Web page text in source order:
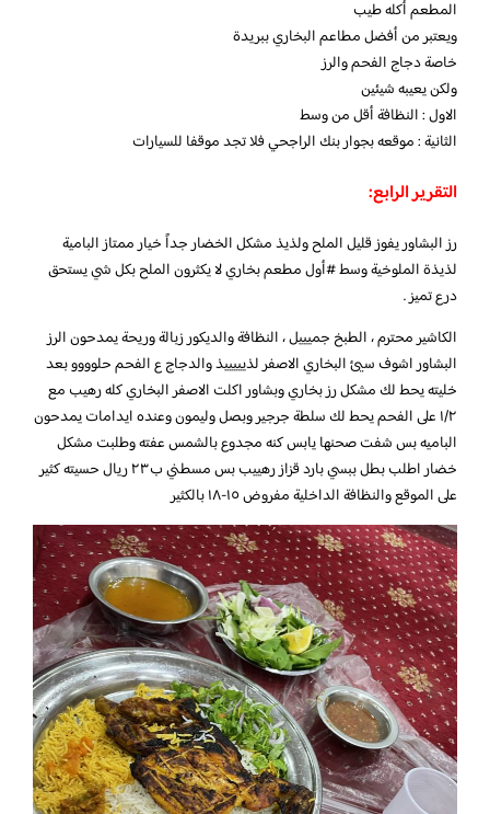
المطعم أكله طيب
ويعتبر من أفضل مطاعم البخاري ببريدة
خاصة دجاج الفحم والرز
ولكن يعيبه شيئين
الاول : النظافة أقل من وسط
الثانية : موقعه بجوار بنك الراجحي فلا تجد موقفا للسيارات
التقرير الرابع:
رز البشاور يفوز قليل الملح ولذيذ مشكل الخضار جداً خيار ممتاز البامية
لذيذة الملوخية وسط #أول مطعم بخاري لا يكثرون الملح بكل شي يستحق
درع تميز .
الكاشير محترم ، الطبخ جميييل ، النظافة والديكور زبالة وريحة يمدحون الرز
البشاور اشوف سيئ البخاري الاصفر لذيييييذ والدجاج ع الفحم حلوووو بعد
خليته يحط لك مشكل رز بخاري وبشاور اكلت الاصفر البخاري كله رهيب مع
١/٢ على الفحم يحط لك سلطة جرجير وبصل وليمون وعنده ايدامات يمدحون
الباميه بس شفت صحنها يابس كنه مجدوع بالشمس عفته وطلبت مشكل
خضار اطلب بطل ببسي بارد قزاز رهييب بس مسطني ب٢٣ ريال حسيته كثير
على الموقع والنظافة الداخلية مفروض ١٥-١٨ بالكثير